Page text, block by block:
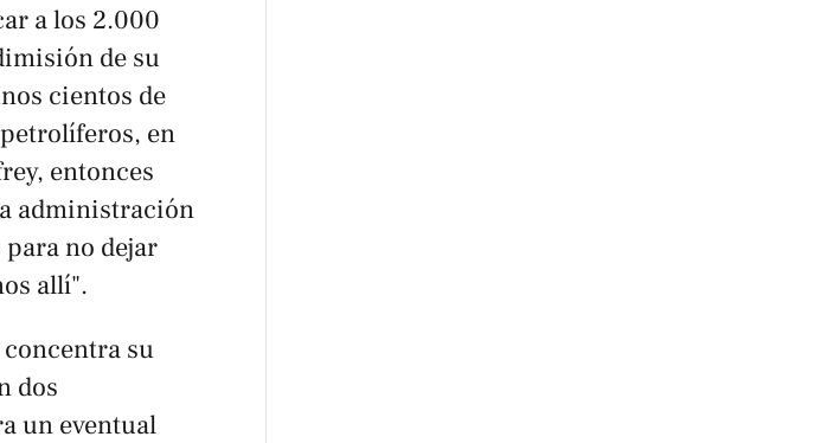
a los 2.000
de su
cientos de
en
entonces
administración
no dejar
allí".
su
dos
un eventual